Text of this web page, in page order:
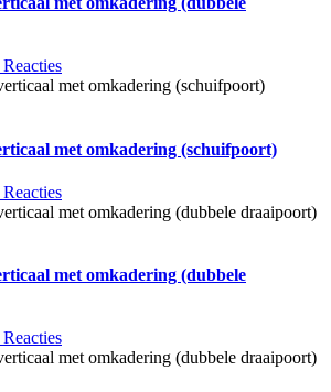
met omkadering (schuifpoort)
met omkadering (dubbele